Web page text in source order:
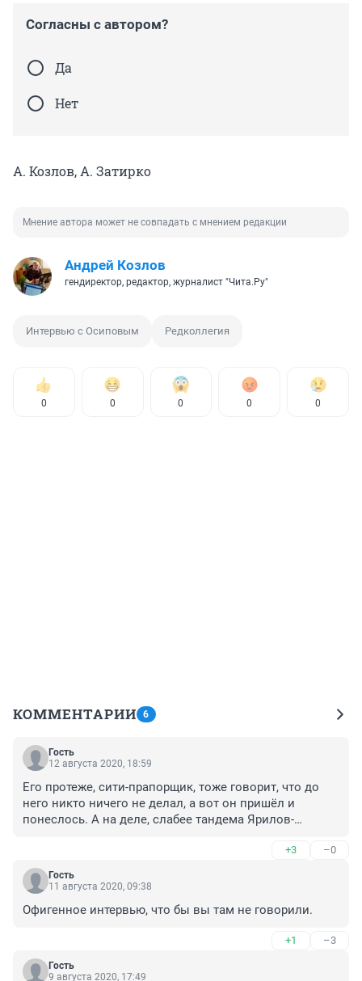
Согласны с автором?
Да
Нет
А. Козлов, А. Затирко
Мнение автора может не совпадать с мнением редакции
Андрей Козлов
гендиректор, редактор, журналист "Чита.Ру"
Интервью с Осиповым Редколлегия
0 0 0 0 0
КОММЕНТАРИИ 6
Гость
12 августа 2020, 18:59
Его протеже, сити-прапорщик, тоже говорит, что до
него никто ничего не делал, а вот он пришёл и
понеслось. А на деле, слабее тандема Ярилов-
+3 –0
Гость
11 августа 2020, 09:38
Офигенное интервью, что бы вы там не говорили.
+1 –3
Гость
9 августа 2020, 17:49